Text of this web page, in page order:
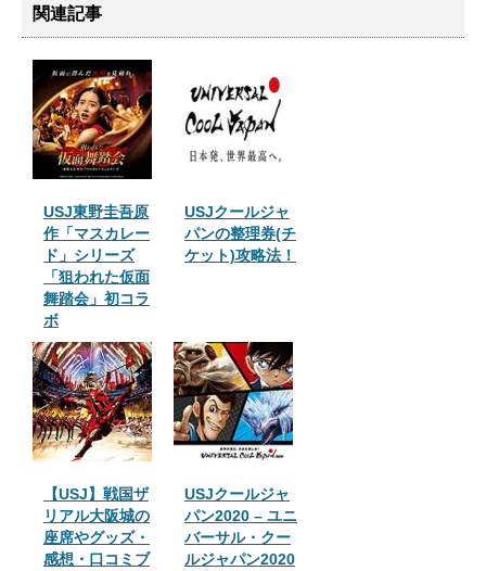
関連記事
USJ東野圭吾原
作「マスカレー
ド」シリーズ
「狙われた仮面
舞踏会」初コラ
ボ
USJクールジャ
パンの整理券(チ
ケット)攻略法！
【USJ】戦国ザ
リアル大阪城の
座席やグッズ・
感想・口コミブ
USJクールジャ
パン2020 – ユニ
バーサル・クー
ルジャパン2020